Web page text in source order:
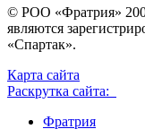
© РОО «Фратрия»
являются
«Спартак».
Карта сайта
Раскрутка сайта:
Фратрия